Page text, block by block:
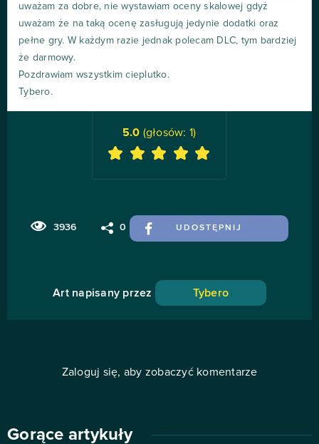
uważam za dobre, nie wystawiam oceny skalowej gdyż
uważam że na taką ocenę zasługują jedynie dodatki oraz
pełne gry. W każdym razie jednak polecam DLC, tym bardziej
że darmowy.
Pozdrawiam wszystkim cieplutko.
Tybero.
3936 0 UDOSTĘPNIJ
5.0 (głosów: 1)
Art napisany przez Tybero
Zaloguj się, aby zobaczyć komentarze
Gorące artykuły